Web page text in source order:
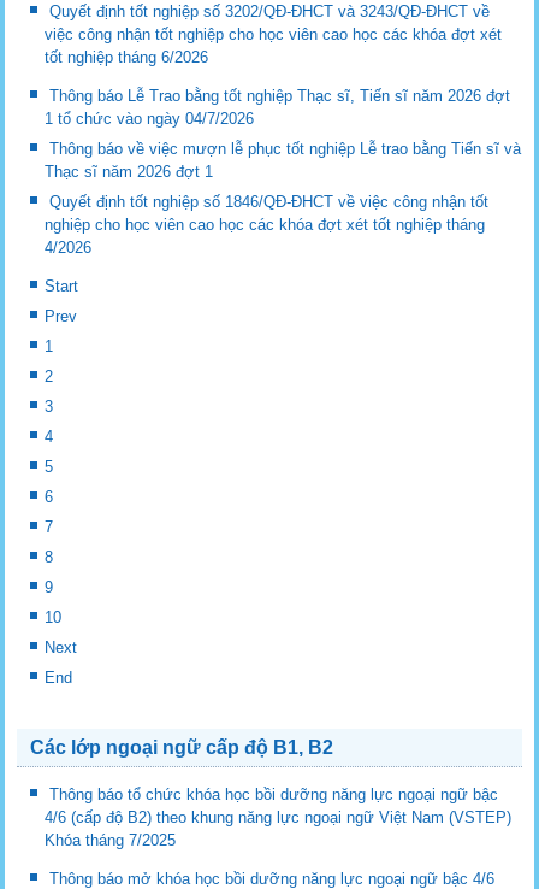
Quyết định tốt nghiệp số 3202/QĐ-ĐHCT và 3243/QĐ-ĐHCT về
việc công nhận tốt nghiệp cho học viên cao học các khóa đợt xét
tốt nghiệp tháng 6/2026
Thông báo Lễ Trao bằng tốt nghiệp Thạc sĩ, Tiến sĩ năm 2026 đợt
1 tổ chức vào ngày 04/7/2026
Thông báo về việc mượn lễ phục tốt nghiệp Lễ trao bằng Tiến sĩ và
Thạc sĩ năm 2026 đợt 1
Quyết định tốt nghiệp số 1846/QĐ-ĐHCT về việc công nhận tốt
nghiệp cho học viên cao học các khóa đợt xét tốt nghiệp tháng
4/2026
Start
Prev
1
2
3
4
5
6
7
8
9
10
Next
End
Các lớp ngoại ngữ cấp độ B1, B2
Thông báo tổ chức khóa học bồi dưỡng năng lực ngoại ngữ bậc
4/6 (cấp độ B2) theo khung năng lực ngoại ngữ Việt Nam (VSTEP)
Khóa tháng 7/2025
Thông báo mở khóa học bồi dưỡng năng lực ngoại ngữ bậc 4/6